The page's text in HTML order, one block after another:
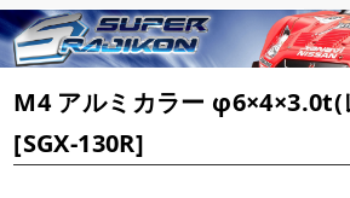
M4 アルミカラー φ6×4×3.0t(
[SGX-130R]